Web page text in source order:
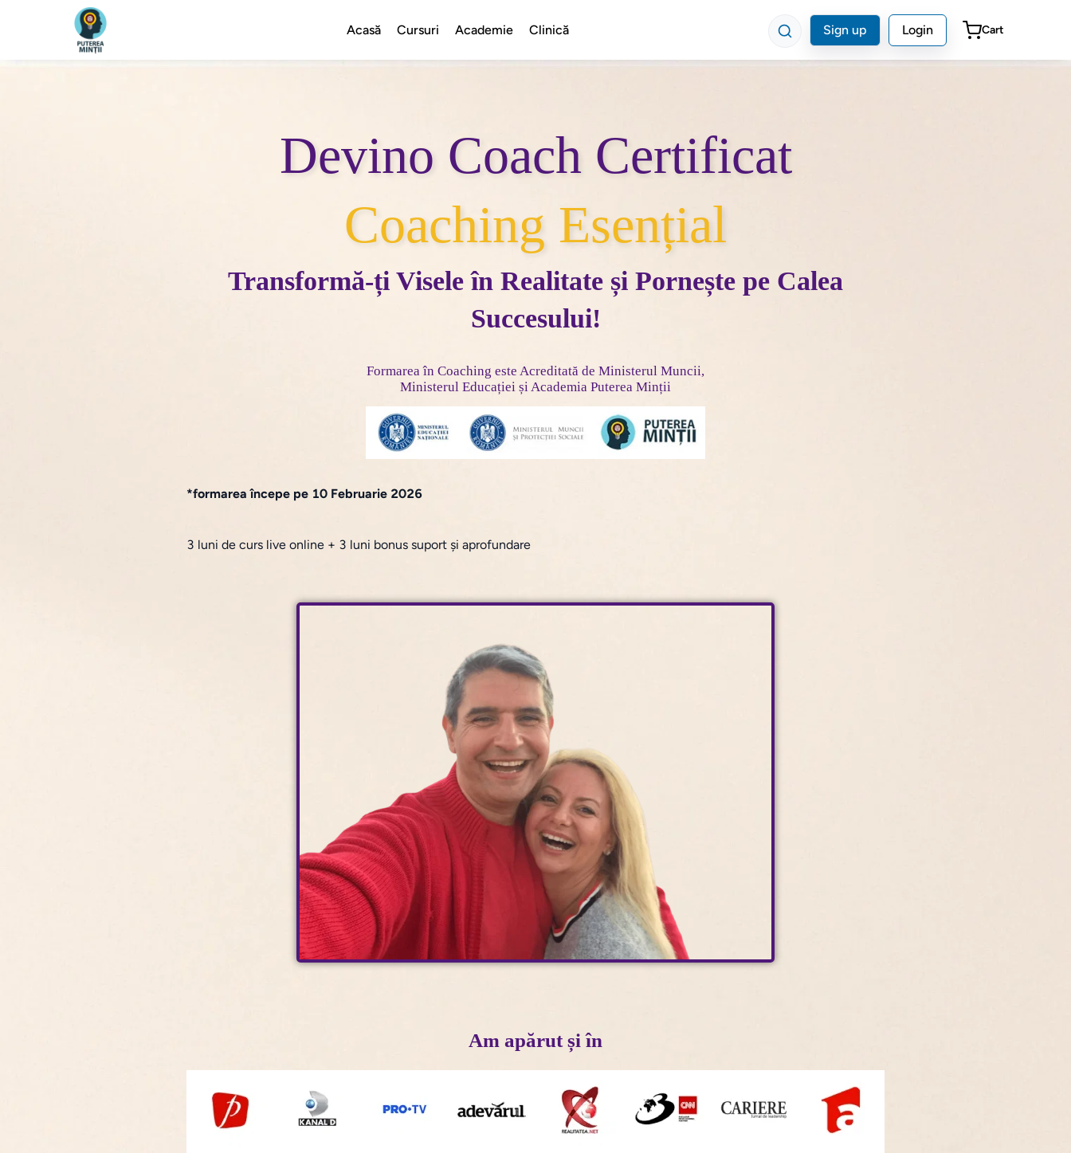
Acasă Cursuri Academie Clinică Sign up Login Cart
Devino Coach Certificat
Coaching Esențial
Transformă-ți Visele în Realitate și Pornește pe Calea
Succesului!
Formarea în Coaching este Acreditată de Ministerul Muncii,
Ministerul Educației și Academia Puterea Minții
*formarea începe pe 10 Februarie 2026
3 luni de curs live online + 3 luni bonus suport și aprofundare
Am apărut și în